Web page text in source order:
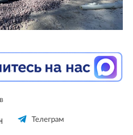
Телеграм